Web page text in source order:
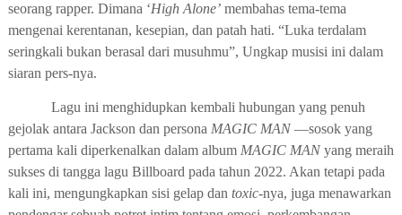
seorang rapper. Dimana ‘High Alone’membahas tema-tema
mengenai kerentanan, kesepian, dan patah hati. “Luka terdalam
seringkali bukan berasal dari musuhmu”, Ungkap musisi ini dalam
siaran pers-nya.
Lagu ini menghidupkan kembali hubungan yang penuh
gejolak antara Jackson dan persona MAGIC MAN—sosok yang
pertama kali diperkenalkan dalam album MAGIC MANyang meraih
sukses di tangga lagu Billboard pada tahun 2022. Akan tetapi pada
kali ini, mengungkapkan sisi gelap dan toxic-nya, juga menawarkan